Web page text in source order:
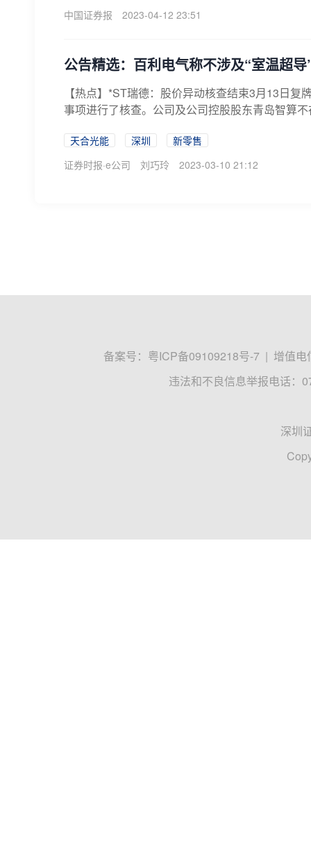
中国证券报
2023-04-12 23:51
公告精选：百利电气称不涉及“室温超
【热点】*ST瑞德：股价异动核查结束3月13日
事项进行了核查。公司及公司控股股东青岛智算
天合光能 深圳
新零售
证券时报·e公司
刘巧玲 2023-03-10 21:12
备案号： 粤ICP备09109218号-7 | 增值电
违法和不良信息举报电话：
深圳